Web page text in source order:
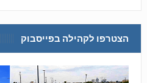
הצטרפו לקהילה בפייסבוק